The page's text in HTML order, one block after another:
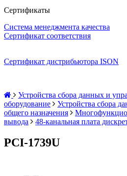
Сертификаты
Система менеджмента качества
Сертификат соответствия
Сертификат дистрибьютора ISON
Устройства сбора данных и
оборудование
Устройства сбора
общего назначения
вывода
48-канальная плата
PCI-1739U